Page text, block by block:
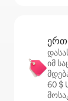
იმ
60 $